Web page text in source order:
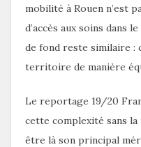
mobilité à Rouen n’est
d’accès aux soins dans
de fond reste similaire :
territoire de manière
Le reportage 19/20
cette complexité sans
être là son principal